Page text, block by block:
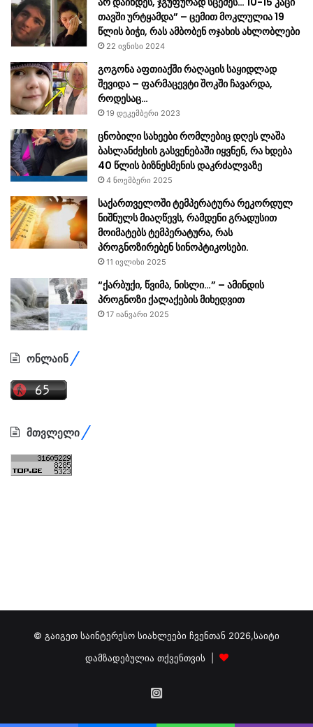
თავში ურტყამდა” – ცემით მოკლულია 19
წლის ბიჭი, რას ამბობენ ოჯახის ახლობლები
22 ივნისი 2024
გოგონა აფთიაქში რაღაცის საყიდლად
შევიდა – ფარმაცევტი შოკში ჩავარდა,
როდესაც…
19 დეკემბერი 2023
ცნობილი სახეები რომლებიც დღეს ლაშა
ბასლანძესის გასვენებაში იყვნენ, რა ხდება
40 წლის ბიზნესმენის დაკრძალვაზე
4 ნოემბერი 2025
საქართველოში ტემპერატურა რეკორდულ
ნიშნულს მიაღწევს, რამდენი გრადუსით
მოიმატებს ტემპერატურა, რას
პროგნოზირებენ სინოპტიკოსები.
11 ივლისი 2025
“ქარბუქი, წვიმა, ნისლი…” – ამინდის
პროგნოზი ქალაქების მიხედვით
17 იანვარი 2025
ონლაინ
მთვლელი
© გაიგეთ საინტერესო სიახლეები ჩვენთან 2026,საიტი
დამზადებულია თქვენთვის |
გამოგვიწერეთ